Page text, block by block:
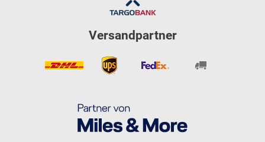
Versandpartner